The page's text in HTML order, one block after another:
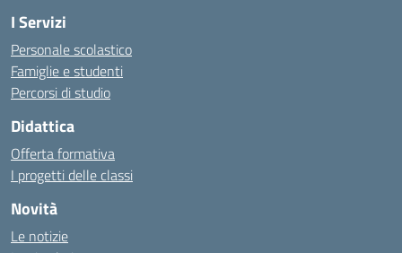
I Servizi
Personale scolastico
Famiglie e studenti
Percorsi di studio
Didattica
Offerta formativa
I progetti delle classi
Novità
Le notizie